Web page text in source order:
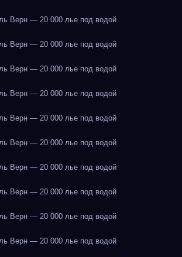
Верн — 20 000 лье под водой
Верн — 20 000 лье под водой
Верн — 20 000 лье под водой
Верн — 20 000 лье под водой
Верн — 20 000 лье под водой
Верн — 20 000 лье под водой
Верн — 20 000 лье под водой
Верн — 20 000 лье под водой
Верн — 20 000 лье под водой
Верн — 20 000 лье под водой